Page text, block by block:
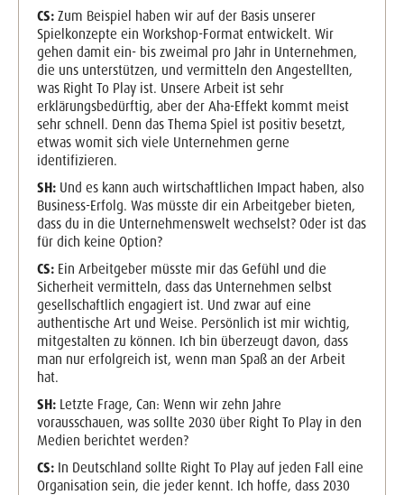
CS: Zum Beispiel haben wir auf der Basis unserer
Spielkonzepte ein Workshop-Format entwickelt. Wir
gehen damit ein- bis zweimal pro Jahr in Unternehmen,
die uns unterstützen, und vermitteln den Angestellten,
was Right To Play ist. Unsere Arbeit ist sehr
erklärungsbedürftig, aber der Aha-Effekt kommt meist
sehr schnell. Denn das Thema Spiel ist positiv besetzt,
etwas womit sich viele Unternehmen gerne
identifizieren.
SH: Und es kann auch wirtschaftlichen Impact haben, also
Business-Erfolg. Was müsste dir ein Arbeitgeber bieten,
dass du in die Unternehmenswelt wechselst? Oder ist das
für dich keine Option?
CS: Ein Arbeitgeber müsste mir das Gefühl und die
Sicherheit vermitteln, dass das Unternehmen selbst
gesellschaftlich engagiert ist. Und zwar auf eine
authentische Art und Weise. Persönlich ist mir wichtig,
mitgestalten zu können. Ich bin überzeugt davon, dass
man nur erfolgreich ist, wenn man Spaß an der Arbeit
hat.
SH: Letzte Frage, Can: Wenn wir zehn Jahre
vorausschauen, was sollte 2030 über Right To Play in den
Medien berichtet werden?
CS: In Deutschland sollte Right To Play auf jeden Fall eine
Organisation sein, die jeder kennt. Ich hoffe, dass 2030